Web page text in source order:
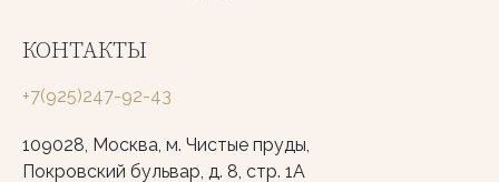
КОНТАКТЫ
+7(925)247-92-43
109028, Москва, м. Чистые пруды,
Покровский бульвар, д. 8, стр. 1А